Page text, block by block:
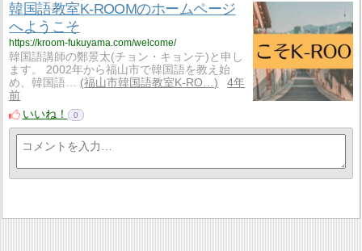
韓国語教室K-ROOMのホームページ
へようこそ
https://kroom-fukuyama.com/welcome/
韓国語講師の鄭景太(チョン・キョンテ)と申し
ます。 2002年から福山市で韓国語を教え始
め、韓国語…
福山市韓国語教室K-RO…
4年
前
いいね！
0